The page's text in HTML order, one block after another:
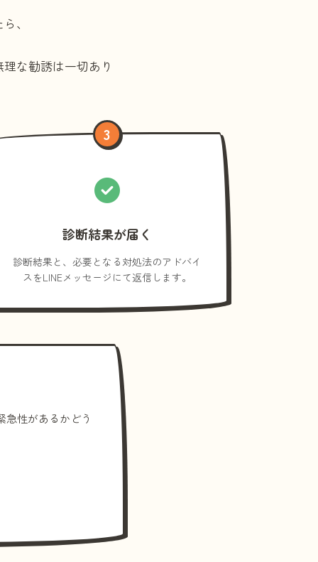
、
理な勧誘は一切あり
3
診断結果が届く
診断結果と、必要となる対処法のアドバイ
スをLINEメッセージにて返信します。
性があるかどう